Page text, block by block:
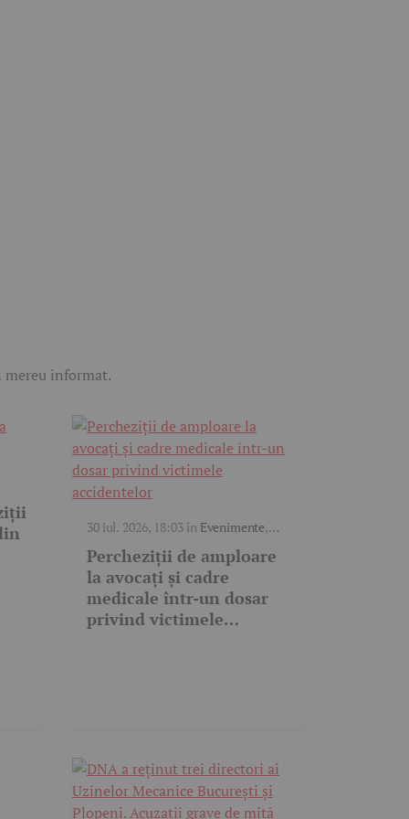
mereu informat.
30 iul. 2026, 18:03în Evenimente,
Justiție
Percheziții de amploare
la avocați și cadre
medicale într-un dosar
privind victimele